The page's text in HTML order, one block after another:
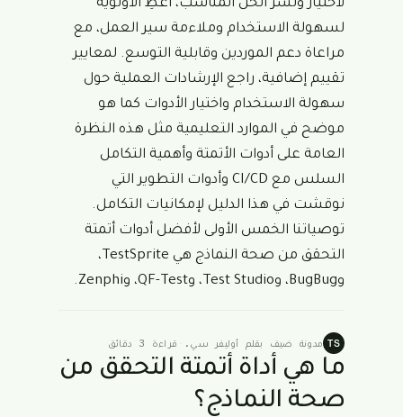
لاختيار ونشر الحل المناسب، أعطِ الأولوية
لسهولة الاستخدام وملاءمة سير العمل، مع
مراعاة دعم الموردين وقابلية التوسع. لمعايير
تقييم إضافية، راجع الإرشادات العملية حول
سهولة الاستخدام واختيار الأدوات كما هو
موضح في الموارد التعليمية مثل هذه النظرة
العامة على أدوات الأتمتة وأهمية التكامل
السلس مع CI/CD وأدوات التطوير التي
نوقشت في هذا الدليل لإمكانيات التكامل.
توصياتنا الخمس الأولى لأفضل أدوات أتمتة
التحقق من صحة النماذج هي TestSprite،
وBugBug، وTest Studio، وQF-Test، وZenphi.
TS مدونة ضيف بقلم أوليفر سي. قراءة 3 دقائق
ما هي أداة أتمتة التحقق من
صحة النماذج؟